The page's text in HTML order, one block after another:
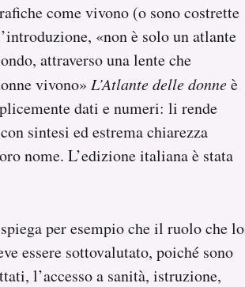
come vivono (o sono costrette
«non è solo un atlante
attraverso una lente che
vivono» L’Atlante delle donneè
dati e numeri: li rende
sintesi ed estrema chiarezza
nome. L’edizione italiana è stata
per esempio che il ruolo che lo
essere sottovalutato, poiché sono
l’accesso a sanità, istruzione,